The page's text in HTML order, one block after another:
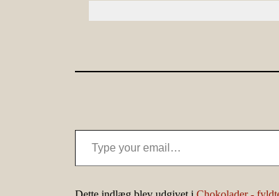
Type your email…